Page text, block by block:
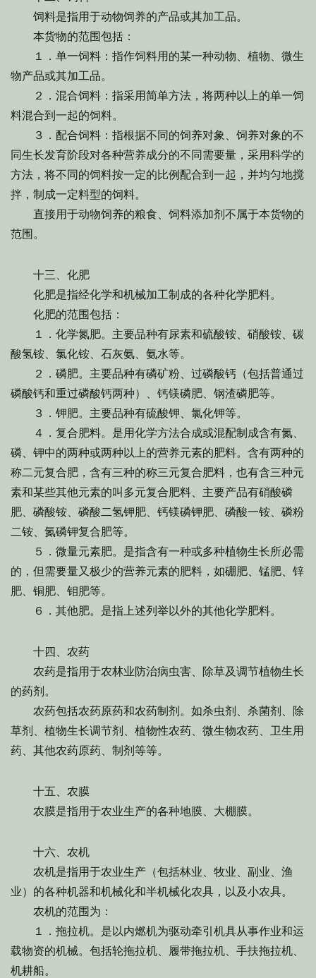
饲料是指用于动物饲养的产品或其加工品。
本货物的范围包括：
１．单一饲料：指作饲料用的某一种动物、植物、微生
物产品或其加工品。
２．混合饲料：指采用简单方法，将两种以上的单一饲
料混合到一起的饲料。
３．配合饲料：指根据不同的饲养对象、饲养对象的不
同生长发育阶段对各种营养成分的不同需要量，采用科学的
方法，将不同的饲料按一定的比例配合到一起，并均匀地搅
拌，制成一定料型的饲料。
直接用于动物饲养的粮食、饲料添加剂不属于本货物的
范围。
十三、化肥
化肥是指经化学和机械加工制成的各种化学肥料。
化肥的范围包括：
１．化学氮肥。主要品种有尿素和硫酸铵、硝酸铵、碳
酸氢铵、氯化铵、石灰氨、氨水等。
２．磷肥。主要品种有磷矿粉、过磷酸钙（包括普通过
磷酸钙和重过磷酸钙两种）、钙镁磷肥、钢渣磷肥等。
３．钾肥。主要品种有硫酸钾、氯化钾等。
４．复合肥料。是用化学方法合成或混配制成含有氮、
磷、钾中的两种或两种以上的营养元素的肥料。含有两种的
称二元复合肥，含有三种的称三元复合肥料，也有含三种元
素和某些其他元素的叫多元复合肥料、主要产品有硝酸磷
肥、磷酸铵、磷酸二氢钾肥、钙镁磷钾肥、磷酸一铵、磷粉
二铵、氮磷钾复合肥等。
５．微量元素肥。是指含有一种或多种植物生长所必需
的，但需要量又极少的营养元素的肥料，如硼肥、锰肥、锌
肥、铜肥、钼肥等。
６．其他肥。是指上述列举以外的其他化学肥料。
十四、农药
农药是指用于农林业防治病虫害、除草及调节植物生长
的药剂。
农药包括农药原药和农药制剂。如杀虫剂、杀菌剂、除
草剂、植物生长调节剂、植物性农药、微生物农药、卫生用
药、其他农药原药、制剂等等。
十五、农膜
农膜是指用于农业生产的各种地膜、大棚膜。
十六、农机
农机是指用于农业生产（包括林业、牧业、副业、渔
业）的各种机器和机械化和半机械化农具，以及小农具。
农机的范围为：
１．拖拉机。是以内燃机为驱动牵引机具从事作业和运
载物资的机械。包括轮拖拉机、履带拖拉机、手扶拖拉机、
机耕船。